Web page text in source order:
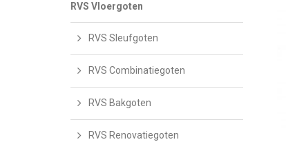
RVS Vloergoten
RVS Sleufgoten
RVS Combinatiegoten
RVS Bakgoten
RVS Renovatiegoten